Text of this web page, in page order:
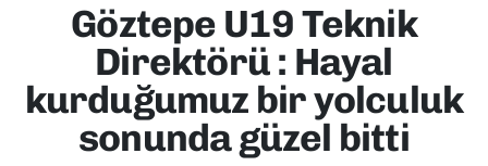
Göztepe U19 Teknik
Direktörü : Hayal
kurduğumuz bir yolculuk
sonunda güzel bitti
EKONOMİ
KÜLTÜR SANAT
MAGAZİN
Tüm Manşetler
Son Dakika Haberleri
Haber Arşivi